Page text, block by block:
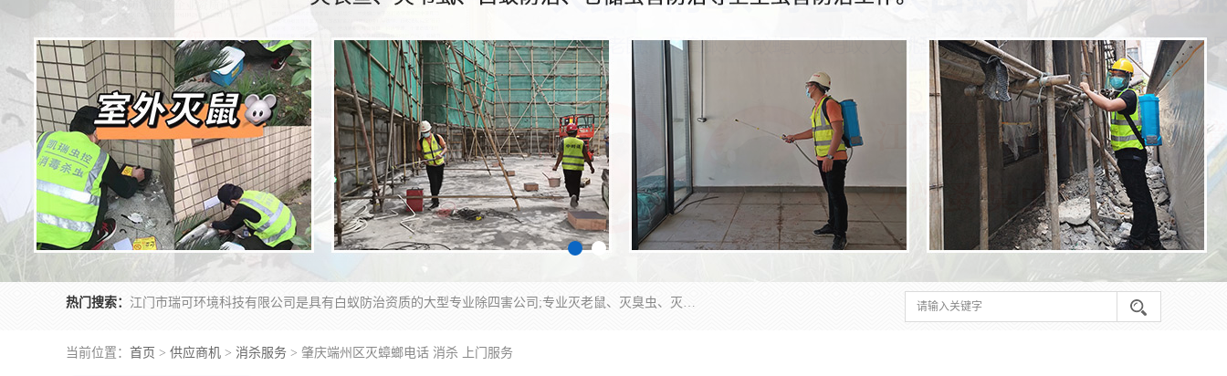
热门搜索： 江门市瑞可环境科技有限公司是具有白蚁防治资质的大型专业除四害公司;专业灭老鼠、灭臭虫、灭蟑螂、灭跳蚤、灭蚊、灭蝇、灭白蚁、防蛇等各种害虫的防治。经过多年的努力，公司发展成为集PCO研究、生物制药、害虫防治于一体的专业杀虫灭鼠公司。
当前位置： 首页 > 供应商机 > 消杀服务 > 肇庆端州区灭蟑螂电话 消杀 上门服务